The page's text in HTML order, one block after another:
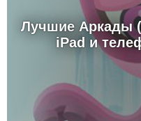
Лучшие Аркады
iPad и